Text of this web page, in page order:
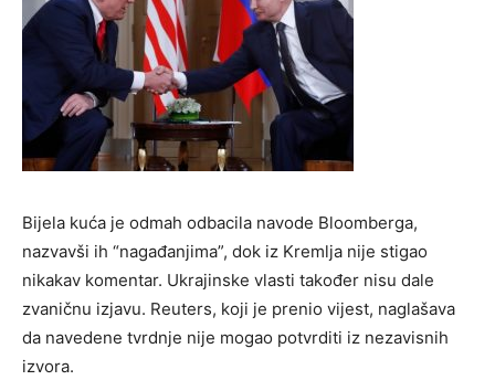
Bijela kuća je odmah odbacila navode Bloomberga,
nazvavši ih “nagađanjima”, dok iz Kremlja nije stigao
nikakav komentar. Ukrajinske vlasti također nisu dale
zvaničnu izjavu. Reuters, koji je prenio vijest, naglašava
da navedene tvrdnje nije mogao potvrditi iz nezavisnih
izvora.